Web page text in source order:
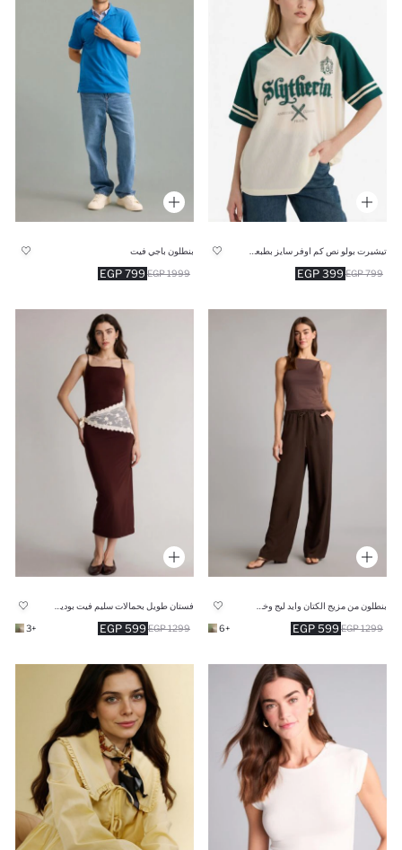
399 EGP 799 EGP
بنطلون باجي فيت
799 EGP 1999 EGP
599 EGP 1299 EGP
+6
599 EGP 1299 EGP
+3